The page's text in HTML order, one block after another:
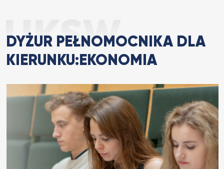
DYŻUR PEŁNOMOCNIKA DLA
KIERUNKU:EKONOMIA